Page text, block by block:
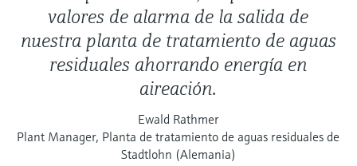
valores de alarma de la salida de
nuestra planta de tratamiento de aguas
residuales ahorrando energía en
aireación.
Ewald Rathmer
Plant Manager, Planta de tratamiento de aguas residuales de
Stadtlohn (Alemania)